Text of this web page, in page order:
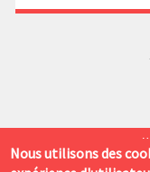
n
a
i
Nous utilisons des